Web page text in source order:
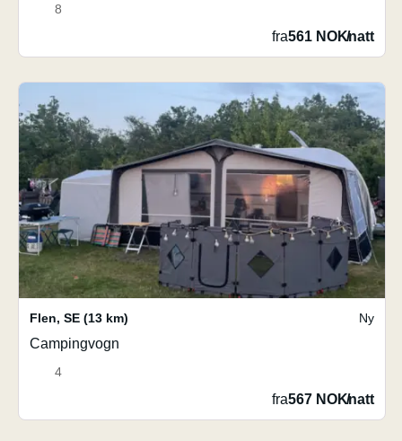
8
fra561 NOK/natt
Flen, SE (13 km) Ny
Campingvogn
4
fra567 NOK/natt